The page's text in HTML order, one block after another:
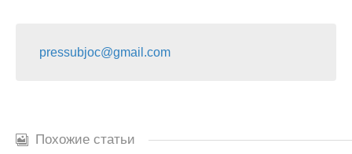
pressubjoc@gmail.com
Похожие статьи